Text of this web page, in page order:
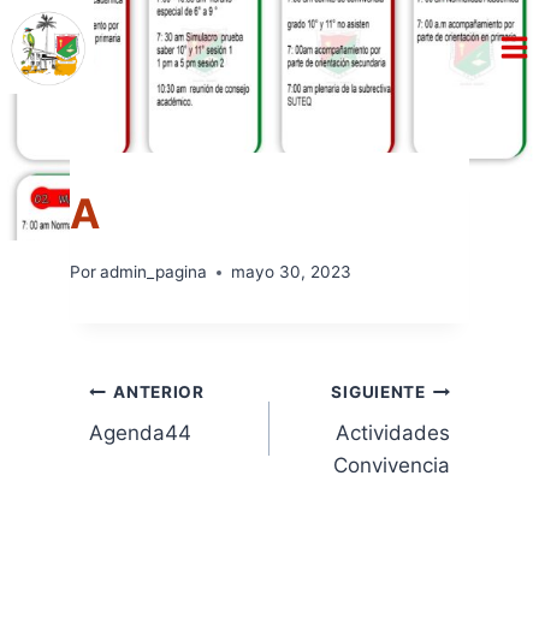
Saltar
al
contenido
Poradmin_pagina mayo 30, 2023
Navegación
de
ANTERIOR
Agenda44
SIGUIENTE
Actividades
Convivencia